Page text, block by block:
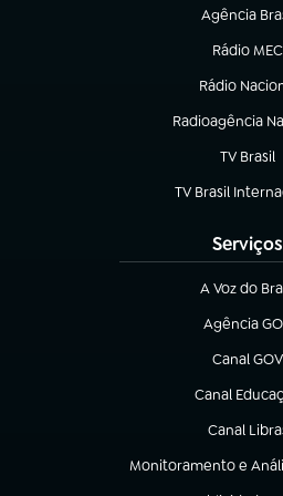
Agência
(abre em
Rádio MEC
(abre em
Rádio
Radioagência
(abre em nova
TV Brasil
(abre em
TV Brasil
(abre em nova
Serviços
A Voz do
(abre em
Agência
(abre em
Canal GOV
(abre em
Canal
(abre em
Canal
(abre em
Monitoramento e
(abre em nova aba)